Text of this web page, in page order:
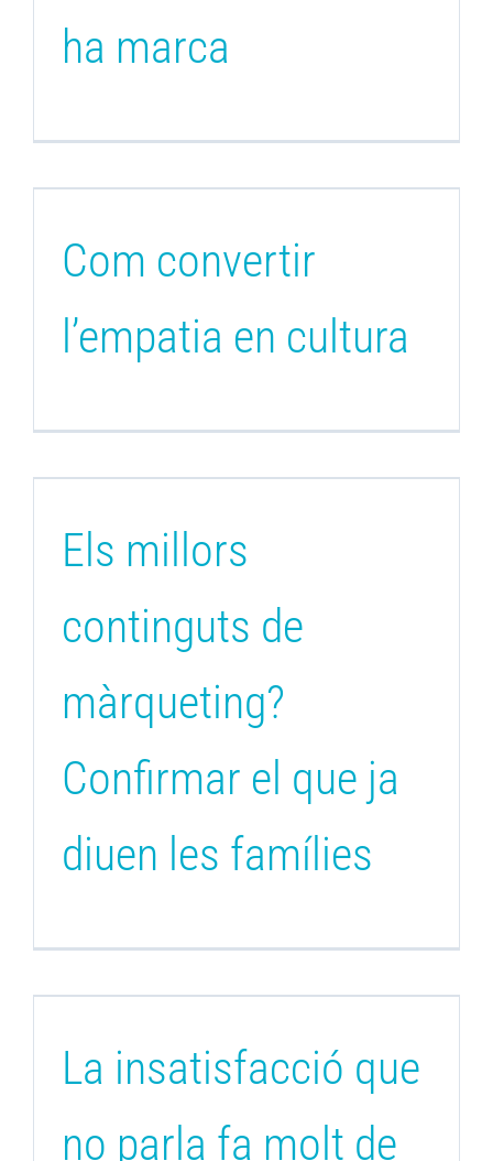
ha marca
Com convertir
l’empatia en cultura
Els millors
continguts de
màrqueting?
Confirmar el que ja
diuen les famílies
La insatisfacció que
no parla fa molt de